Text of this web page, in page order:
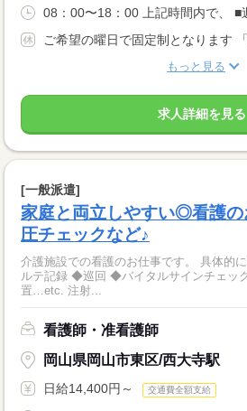
08：00〜18：00 上記時間内で、 ■
ご希望の曜日で固定制となります
もっと見る
求人詳細を見る
[一般派遣]
家庭と両立しやすい◎看護の
圧チェックなど♪
介護施設での看護のお仕事です。 具体的には… ◆内服薬の管理 ◆カ
ルテ記録 ◆巡回 ◆バイタルサインチェッ
置…etc. 注射...
看護師・准看護師
岡山県岡山市東区/西大寺駅
日給14,400円～ 交通費全額支給